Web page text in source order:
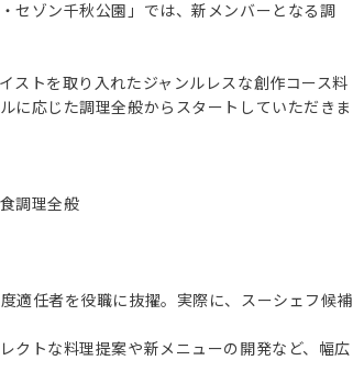
セゾン千秋公園」では、新メンバーとなる調
ストを取り入れたジャンルレスな創作コース料
に応じた調理全般からスタートしていただきま
調理全般
適任者を役職に抜擢。実際に、スーシェフ候補
クトな料理提案や新メニューの開発など、幅広